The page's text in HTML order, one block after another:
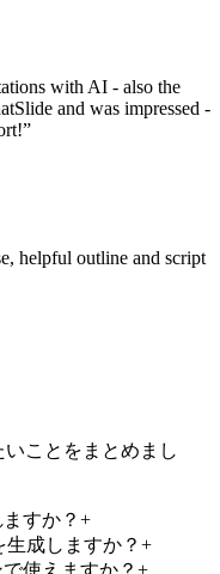
with AI - also the
and was impressed -
”
helpful outline and script
ことをまとめまし
すか？ +
成しますか？ +